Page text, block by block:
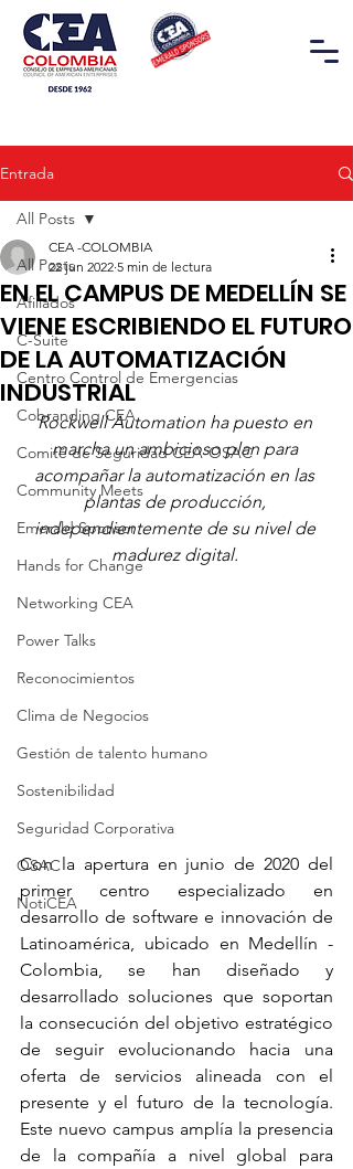
Entrada
All Posts
Afiliados
C-Suite
Centro Control de Emergencias
Cobranding CEA
Comité de Seguridad CEA-OSAC
Community Meets
Emerald Sponsor
Hands for Change
Networking CEA
Power Talks
Reconocimientos
Clima de Negocios
Gestión de talento humano
Sostenibilidad
Seguridad Corporativa
OSAC
NotiCEA
All Posts
EN EL CAMPUS DE MEDELLÍN SE
VIENE ESCRIBIENDO EL FUTURO
DE LA AUTOMATIZACIÓN
INDUSTRIAL
CEA -COLOMBIA
22 jun 2022 5 min de lectura
Rockwell Automation ha puesto en
marcha un ambicioso plan para
acompañar la automatización en las
plantas de producción,
independientemente de su nivel de
madurez digital.
Con la apertura en junio de 2020 del
primer centro especializado en
desarrollo de software e innovación de
Latinoamérica, ubicado en Medellín -
Colombia, se han diseñado y
desarrollado soluciones que soportan
la consecución del objetivo estratégico
de seguir evolucionando hacia una
oferta de servicios alineada con el
presente y el futuro de la tecnología.
Este nuevo campus amplía la presencia
de la compañía a nivel global para